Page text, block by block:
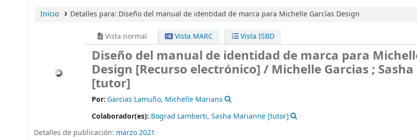
Inicio Detalles para: Diseño del manual de identidad de marca para Michelle Garcías Design
Vista normal Vista MARC Vista ISBD
Diseño del manual de identidad de marca para
Design [Recurso electrónico] / Michelle Garcias ;
[tutor]
Por:Garcias Lamuño, Michelle Marians
Colaborador(es): Bograd Lamberti, Sasha Marianne [tutor]
Detalles de publicación: marzo 2021